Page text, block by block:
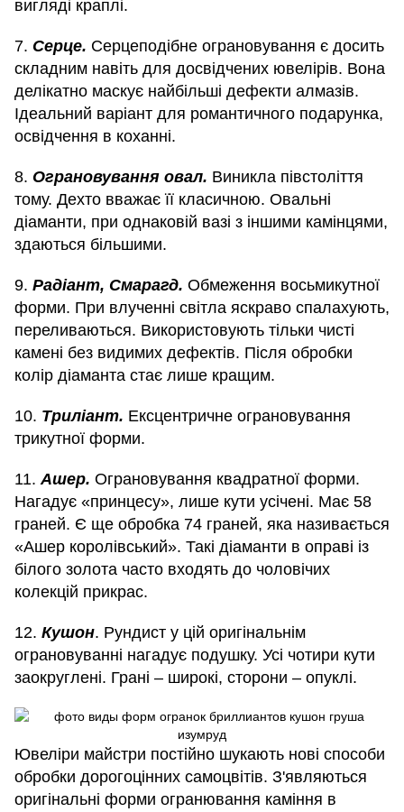
вигляді краплі.
7. Серце. Серцеподібне ограновування є досить
складним навіть для досвідчених ювелірів. Вона
делікатно маскує найбільші дефекти алмазів.
Ідеальний варіант для романтичного подарунка,
освідчення в коханні.
8. Ограновування овал. Виникла півстоліття
тому. Дехто вважає її класичною. Овальні
діаманти, при однаковій вазі з іншими камінцями,
здаються більшими.
9. Радіант, Смарагд. Обмеження восьмикутної
форми. При влученні світла яскраво спалахують,
переливаються. Використовують тільки чисті
камені без видимих дефектів. Після обробки
колір діаманта стає лише кращим.
10. Триліант. Ексцентричне ограновування
трикутної форми.
11.Ашер. Ограновування квадратної форми.
Нагадує «принцесу», лише кути усічені. Має 58
граней. Є ще обробка 74 граней, яка називається
«Ашер королівський». Такі діаманти в оправі із
білого золота часто входять до чоловічих
колекцій прикрас.
12. Кушон. Рундист у цій оригінальнім
ограновуванні нагадує подушку. Усі чотири кути
заокруглені. Грані – широкі, сторони – опуклі.
Ювеліри майстри постійно шукають нові способи
обробки дорогоцінних самоцвітів. З'являються
оригінальні форми огранювання каміння в